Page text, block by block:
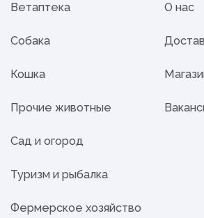
Ветаптека
Собака
Кошка
Прочие животные
Сад и огород
Туризм и рыбалка
Фермерское хозяйство
О нас